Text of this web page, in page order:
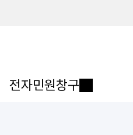
전자민원창구